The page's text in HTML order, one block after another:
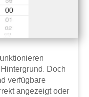
Doch
verfügbare
angezeigt oder